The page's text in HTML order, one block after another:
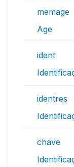
memage
Age
ident
identres
chave